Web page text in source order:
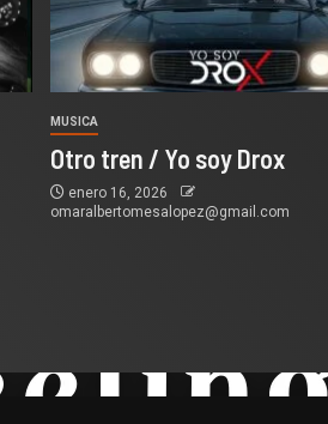
MUSICA
Otro tren / Yo soy Drox
enero 16, 2026
omaralbertomesalopez@gmail.com